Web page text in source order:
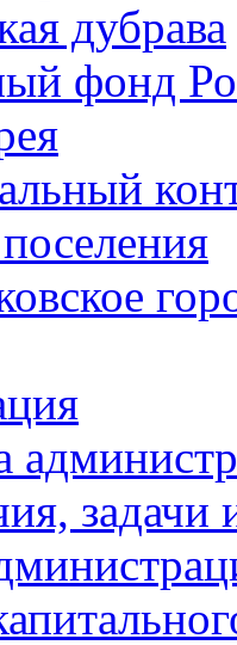
дубрава
фонд
задачи